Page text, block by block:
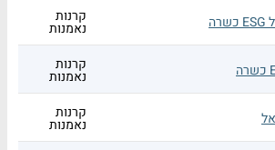
קרנות
נאמנות
קרנות
נאמנות
קרנות
נאמנות